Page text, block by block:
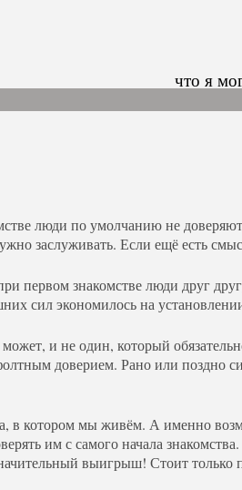
что я
люди по умолчанию не
заслуживать. Если ещё есть
первом знакомстве люди друг
сил экономилось на
и не один, который
доверием. Рано или поздно
в котором мы живём. А именно
им с самого начала
выигрыш! Стоит только